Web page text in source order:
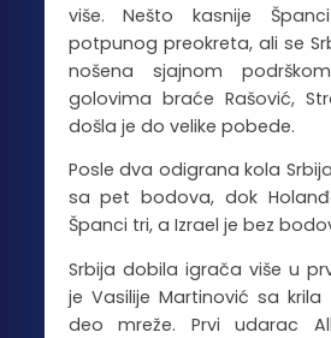
više. Nešto kasnije
potpunog preokreta, ali se
nošena sjajnom
golovima braće Rašović,
došla je do velike pobede.
Posle dva odigrana kola
sa pet bodova, dok
Španci tri, a Izrael je bez
Srbija dobila igrača više u
je Vasilije Martinović sa krila
deo mreže. Prvi udarac